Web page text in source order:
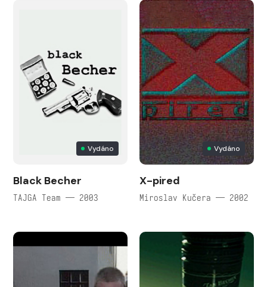
Vydáno
Black Becher
TAJGA Team — 2003
Vydáno
X-pired
Miroslav Kučera — 2002